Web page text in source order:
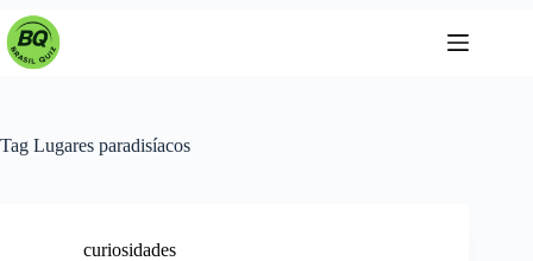
Pular
para
Tag Lugares paradisíacos
curiosidades